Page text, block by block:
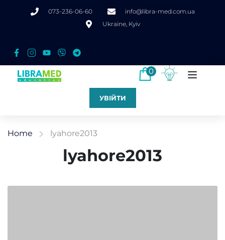
073-236-06-60
info@libra-med.com.ua
Ukraine, Kyiv
0
УВІЙТИ
Home lyahore2013
lyahore2013